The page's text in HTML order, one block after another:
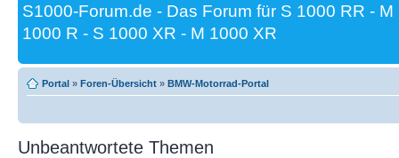
S1000-Forum.de - Das Forum für S 1000 RR -
1000 R - S 1000 XR - M 1000 XR
Portal » Foren-Übersicht » BMW-Motorrad-Portal
Unbeantwortete Themen